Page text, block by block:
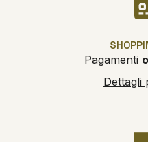
Pagamenti
Dettagli